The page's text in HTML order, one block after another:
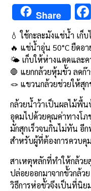
Share
💧 ใช้กะละมังแช่น้ำ เก็
🔥 แช่น้ำอุ่น 50°C ยืดอ
🌤️ เก็บให้ห่างแดดและค
🛑 แยกกล้วยหุ้มขั้ว ลดก๊
🪢 แขวนกล้วยช่วยให้สุ
กล้วยน้ำว้าเป็นผลไม้พื้
อุดมไปด้วยคุณค่าทางโ
มักสุกเร็วจนกินไม่ทัน อี
สำหรับผู้ที่ต้องการควบคุ
สาเหตุหลักที่ทำให้กล้วย
ปล่อยออกมาจากขั้วกล้ว
วิธีการห่อขั้วจึงเป็นที่นิย